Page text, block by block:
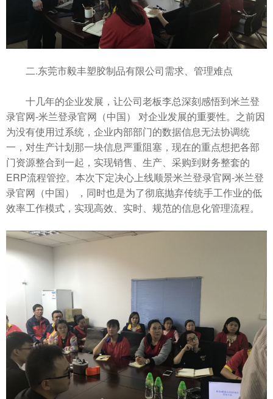
二.东莞市毅丰塑胶制品有限公司需求、管理难点
十几年的企业发展，让公司老板李总深刻感悟到米兰登
录官网-米兰登录官网（中国） 对企业发展的重要性。之前因
为没有使用过系统，企业内部部门的数据信息无法协调统
一，对生产计划那一块信息严重阻塞，现在的重点想把各部
门资源整合到一起，实现销售、生产、采购到财务整套的
ERP流程管控。本次下定决心上线顺景米兰登录官网-米兰登
录官网（中国） ，同时也是为了彻底抛弃传统手工作业的低
效率工作模式，实现高效、实时、规范的信息化管理流程。